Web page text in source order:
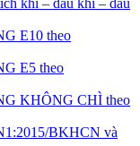
khí – dầu khí – dầu
E10 theo
E5 theo
KHÔNG CHÌ theo
BKHCN và